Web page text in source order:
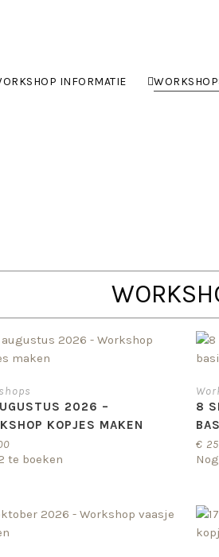
INFORMATIE
2026 –
KOPJES MAKEN
te boeken
8
€